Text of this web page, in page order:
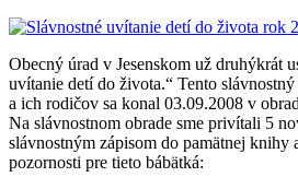
Obecný úrad v Jesenskom už druhýkrát
uvítanie detí do života.“ Tento
a ich rodičov sa konal 03.09.2008 v
Na slávnostnom obrade sme privítali 5
slávnostným zápisom do pamätnej knihy
pozornosti pre tieto bábätká: